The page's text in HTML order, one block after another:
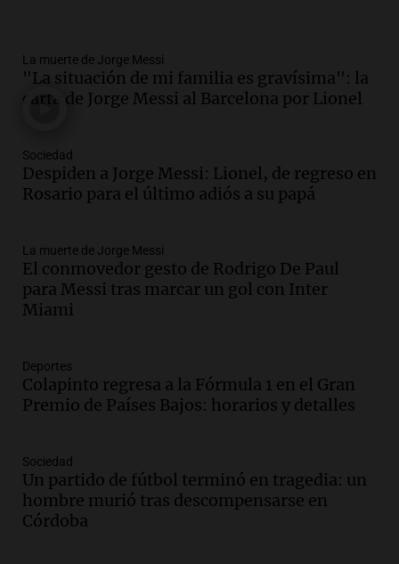
Audio.La lección del Titanic y la
humildad en tiempos de tormenta
según San Ignacio de Loyola
Audio. Tormentas y filtraciones: "El
agua entra por donde menos
Episodios
Audio.Nahuel Pennisi y la huella de
Mercedes Sosa: "La emoción es el filtro
máximo".
Audio.Orellana Lucca celebró su peña
de folclore en Córdoba
Episodios
Audio.Trágico accidente en Mendoza:
un muerto y varios heridos tras caída de
vehículos desde un puente
La muerte de Jorge Messi
"La situación de mi familia es gravísima": la
carta de Jorge Messi al Barcelona por Lionel
Sociedad
Despiden a Jorge Messi: Lionel, de regreso en
Rosario para el último adiós a su papá
La muerte de Jorge Messi
El conmovedor gesto de Rodrigo De Paul
para Messi tras marcar un gol con Inter
Miami
Deportes
Colapinto regresa a la Fórmula 1 en el Gran
Premio de Países Bajos: horarios y detalles
Sociedad
Un partido de fútbol terminó en tragedia: un
hombre murió tras descompensarse en
Córdoba